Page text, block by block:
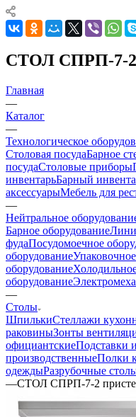
СТОЛ СПРП-7-2
Главная
—
Каталог
—
Технологическое
Столовая посудаБарное
посудаСтоловые приборы
инвентарьБарный
аксессуарыМебель для
—
Нейтральное
Барное оборудование
фудаПосудомоечное
оборудование
оборудование
оборудование
—
Столы
ШпилькиСтеллажи
раковиныЗонты
официантскиеПодставки
производственныеПолки
одеждыРазрубочные
—СТОЛ СПРП-7-2